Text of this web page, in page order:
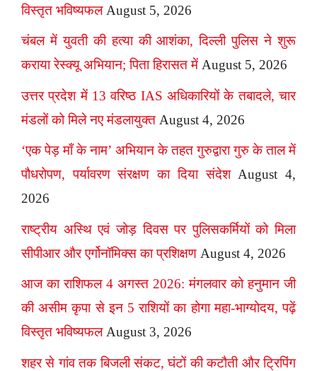
विस्तृत भविष्यफल August 5, 2026
चंबल में युवती की हत्या की आशंका, दिल्ली पुलिस ने शुरू
कराया रेस्क्यू अभियान; पिता हिरासत में August 5, 2026
उत्तर प्रदेश में 13 वरिष्ठ IAS अधिकारियों के तबादले, चार
मंडलों को मिले नए मंडलायुक्त August 4, 2026
‘एक पेड़ माँ के नाम’ अभियान के तहत गुरुद्वारा गुरु के ताल में
पौधरोपण, पर्यावरण संरक्षण का दिया संदेश August 4,
2026
राष्ट्रीय अस्थि एवं जोड़ दिवस पर पुलिसकर्मियों को मिला
सीपीआर और एर्गोनॉमिक्स का प्रशिक्षण August 4, 2026
आज का राशिफल 4 अगस्त 2026: मंगलवार को हनुमान जी
की असीम कृपा से इन 5 राशियों का होगा महा-भाग्योदय, पढ़ें
विस्तृत भविष्यफल August 3, 2026
शहर से गांव तक बिजली संकट, घंटों की कटौती और ट्रिपिंग